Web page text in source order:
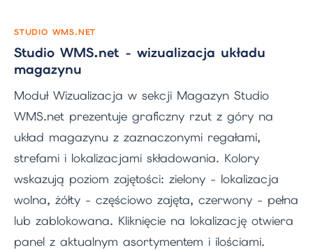
STUDIO WMS.NET
Studio WMS.net - wizualizacja układu
magazynu
Moduł Wizualizacja w sekcji Magazyn Studio
WMS.net prezentuje graficzny rzut z góry na
układ magazynu z zaznaczonymi regałami,
strefami i lokalizacjami składowania. Kolory
wskazują poziom zajętości: zielony - lokalizacja
wolna, żółty - częściowo zajęta, czerwony - pełna
lub zablokowana. Kliknięcie na lokalizację otwiera
panel z aktualnym asortymentem i ilościami.